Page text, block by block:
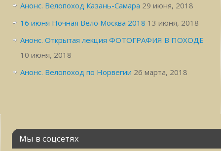
Анонс. Велопоход Казань-Самара 29 июня, 2018
16 июня Ночная Вело Москва 2018 13 июня, 2018
Анонс. Открытая лекция ФОТОГРАФИЯ В ПОХОДЕ
10 июня, 2018
Анонс. Велопоход по Норвегии 26 марта, 2018
Мы в соцсетях